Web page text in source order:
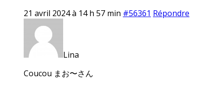
21 avril 2024 à 14 h 57 min #56361 Répondre
Lina
Coucou まお〜さん